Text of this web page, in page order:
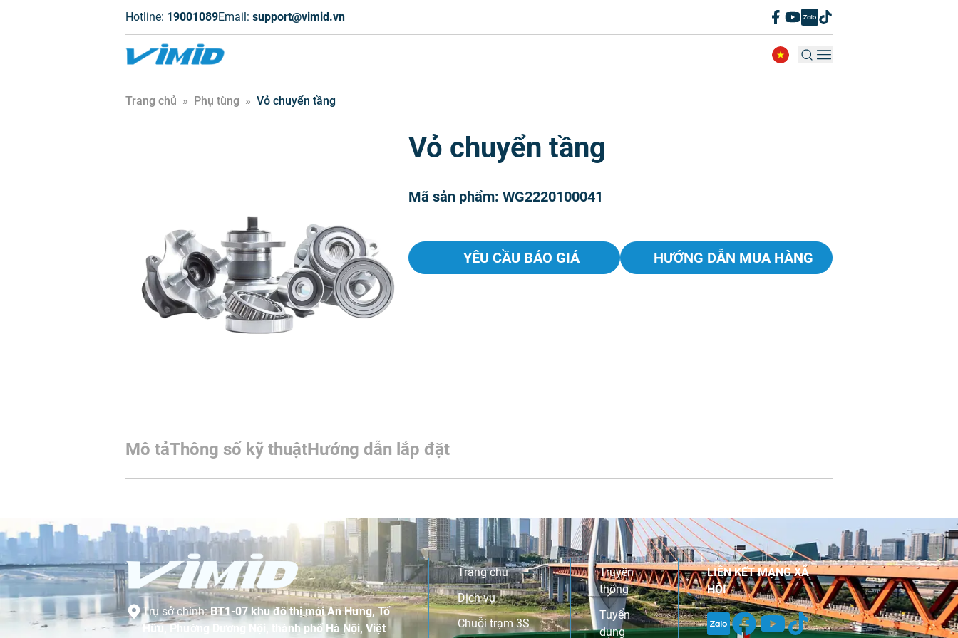
Hotline: 19001089Email: support@vimid.vn
Trang chủ » Phụ tùng » Vỏ chuyển tầng
Vỏ chuyển tầng
Mã sản phẩm: WG2220100041
YÊU CẦU BÁO GIÁ HƯỚNG DẪN MUA HÀNG
Mô tảThông số kỹ thuậtHướng dẫn lắp đặt
Trụ sở chính:BT1-07 khu đô thị mới An Hưng, Tố
Hữu, Phường Dương Nội, thành phố Hà Nội, Việt
Trang chủ
Dịch vụ
Chuỗi trạm 3S
Truyền
thông
Tuyển
dụng
LIÊN KẾT MẠNG XÃ
HỘI